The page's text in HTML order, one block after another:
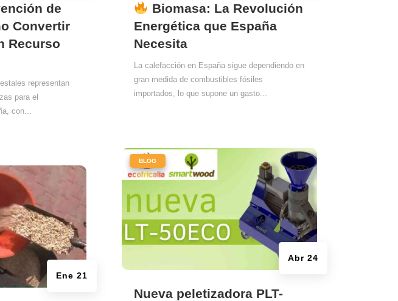
de
Convertir
Recurso
representan
para el
con...
Ene 21
Biomasa: La Revolución
Energética que España
Necesita
La calefacción en España sigue dependiendo en
gran medida de combustibles fósiles
importados, lo que supone un gasto...
Nueva peletizadora PLT-
Abr 24
BLOG